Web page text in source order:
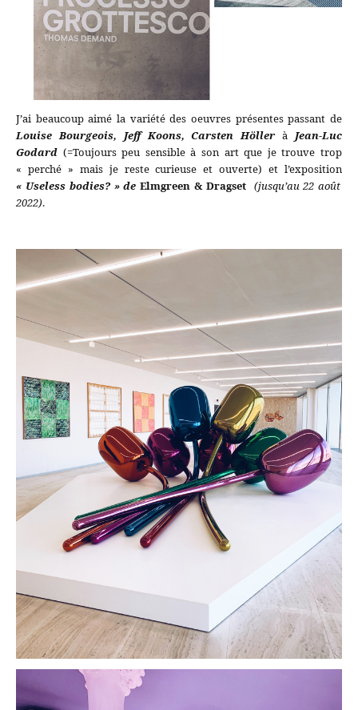
J’ai beaucoup aimé la variété des oeuvres présentes passant de
Louise Bourgeois, Jeff Koons, Carsten Höllerà Jean-Luc
Godard (=Toujours peu sensible à son art que je trouve trop
« perché » mais je reste curieuse et ouverte) et l’exposition
« Useless bodies? » de Elmgreen & Dragset (jusqu’au 22 août
2022).